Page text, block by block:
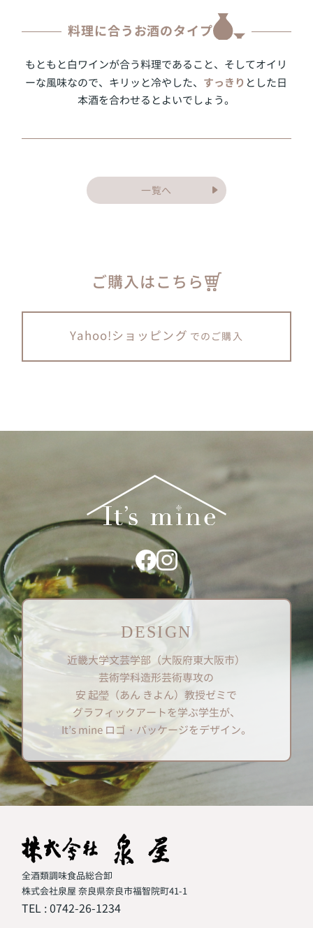
料理に合うお酒のタイプ
もともと白ワインが合う料理であること、そしてオイリ
ーな風味なので、キリッと冷やした、 すっきり とした日
本酒を合わせるとよいでしょう。
一覧へ
ご購入はこちら
Yahoo!ショッピング でのご購入
DESIGN
近畿大学文芸学部（大阪府東大阪市）
芸術学科造形芸術専攻の
安 起瑩（あん きよん）教授ゼミで
グラフィックアートを学ぶ学生が、
It’s mine ロゴ・パッケージをデザイン。
全酒類調味食品総合卸
株式会社泉屋 奈良県奈良市福智院町41-1
TEL :0742-26-1234